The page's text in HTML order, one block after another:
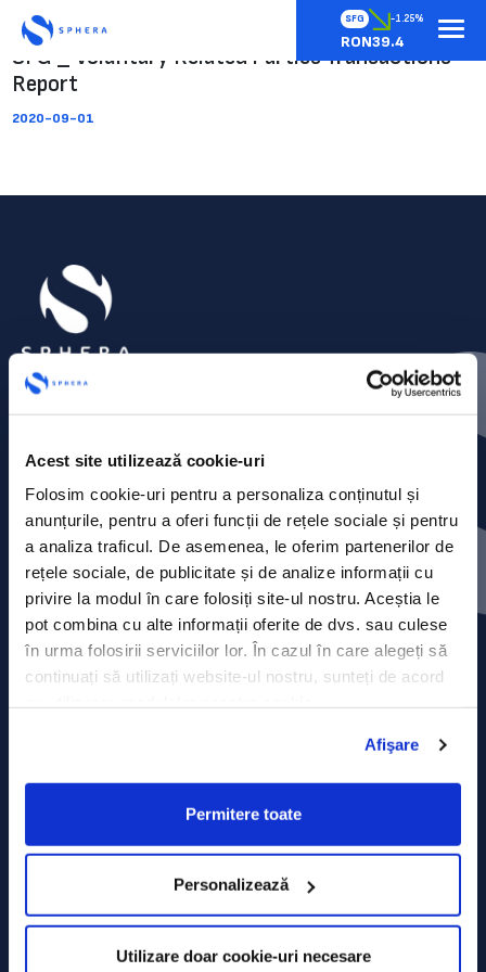
Acest site utilizează cookie-uri
Folosim cookie-uri pentru a personaliza conținutul și
anunțurile, pentru a oferi funcții de rețele sociale și pentru
a analiza traficul. De asemenea, le oferim partenerilor de
rețele sociale, de publicitate și de analize informații cu
privire la modul în care folosiți site-ul nostru. Aceștia le
pot combina cu alte informații oferite de dvs. sau culese
în urma folosirii serviciilor lor. În cazul în care alegeți să
continuați să utilizați website-ul nostru, sunteți de acord
Afişare
Permitere toate
Personalizează
Utilizare doar cookie-uri necesare
SFG -1.25%
RON39.4
SFG _ Voluntary Related Parties Transactions
Report
2020-09-01
Press releases
Privacy Policy
Contact
Data Processing policy
Cookie policy